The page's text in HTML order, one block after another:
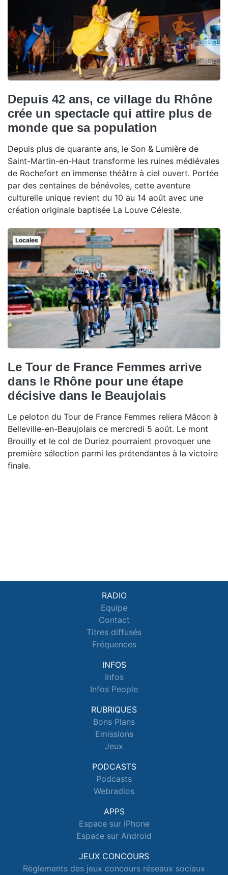
Depuis 42 ans, ce village du Rhône
crée un spectacle qui attire plus de
monde que sa population
Depuis plus de quarante ans, le Son & Lumière de
Saint-Martin-en-Haut transforme les ruines médiévales
de Rochefort en immense théâtre à ciel ouvert. Portée
par des centaines de bénévoles, cette aventure
culturelle unique revient du 10 au 14 août avec une
création originale baptisée La Louve Céleste.
Locales
Le Tour de France Femmes arrive
dans le Rhône pour une étape
décisive dans le Beaujolais
Le peloton du Tour de France Femmes reliera Mâcon à
Belleville-en-Beaujolais ce mercredi 5 août. Le mont
Brouilly et le col de Duriez pourraient provoquer une
première sélection parmi les prétendantes à la victoire
finale.
RADIO
Equipe
Contact
Titres diffusés
Fréquences
INFOS
Infos
Infos People
RUBRIQUES
Bons Plans
Emissions
Jeux
PODCASTS
Podcasts
Webradios
APPS
Espace sur iPhone
Espace sur Android
JEUX CONCOURS
Règlements des jeux concours réseaux sociaux